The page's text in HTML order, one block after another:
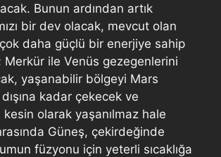
Bunun ardından artık
bir dev olacak, mevcut olan
daha güçlü bir enerjiye sahip
Merkür ile Venüs gezegenlerini
yaşanabilir bölgeyi Mars
kadar çekecek ve
olarak yaşanılmaz hale
Güneş, çekirdeğinde
füzyonu için yeterli sıcaklığa